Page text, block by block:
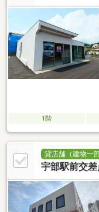
1階
貸店舗（建物一部
宇部駅前交差